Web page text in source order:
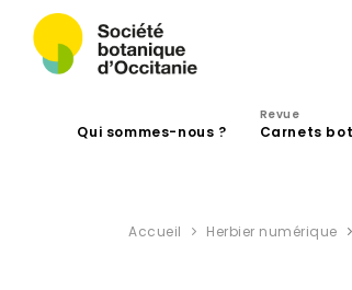
Qui sommes-nous ?
Revue
Carnets
Accueil Herbier numérique